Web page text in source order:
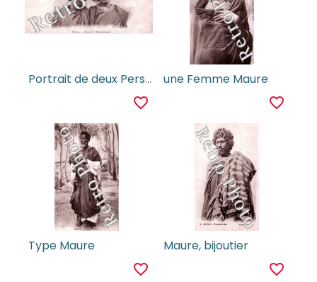
Portrait de deux Personnages
favorite_border
une Femme Maure
favorite_border
Type Maure
favorite_border
Maure, bijoutier
favorite_border